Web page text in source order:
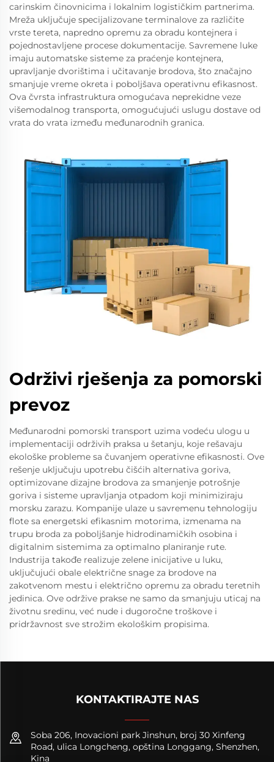
carinskim činovnicima i lokalnim logističkim partnerima.
Mreža uključuje specijalizovane terminalove za različite
vrste tereta, napredno opremu za obradu kontejnera i
pojednostavljene procese dokumentacije. Savremene luke
imaju automatske sisteme za praćenje kontejnera,
upravljanje dvorištima i učitavanje brodova, što značajno
smanjuje vreme okreta i poboljšava operativnu efikasnost.
Ova čvrsta infrastruktura omogućava neprekidne veze
višemodalnog transporta, omogućujući uslugu dostave od
vrata do vrata između međunarodnih granica.
Održivi rješenja za pomorski
prevoz
Međunarodni pomorski transport uzima vodeću ulogu u
implementaciji održivih praksa u šetanju, koje rešavaju
ekološke probleme sa čuvanjem operativne efikasnosti. Ove
rešenje uključuju upotrebu čišćih alternativa goriva,
optimizovane dizajne brodova za smanjenje potrošnje
goriva i sisteme upravljanja otpadom koji minimiziraju
morsku zarazu. Kompanije ulaze u savremenu tehnologiju
flote sa energetski efikasnim motorima, izmenama na
trupu broda za poboljšanje hidrodinamičkih osobina i
digitalnim sistemima za optimalno planiranje rute.
Industrija takođe realizuje zelene inicijative u luku,
uključujući obale električne snage za brodove na
zakotvenom mestu i električno opremu za obradu teretnih
jedinica. Ove održive prakse ne samo da smanjuju uticaj na
životnu sredinu, već nude i dugoročne troškove i
pridržavnost sve strožim ekološkim propisima.
KONTAKTIRAJTE NAS
Soba 206, Inovacioni park Jinshun, broj 30 Xinfeng
Road, ulica Longcheng, opština Longgang, Shenzhen,
Kina